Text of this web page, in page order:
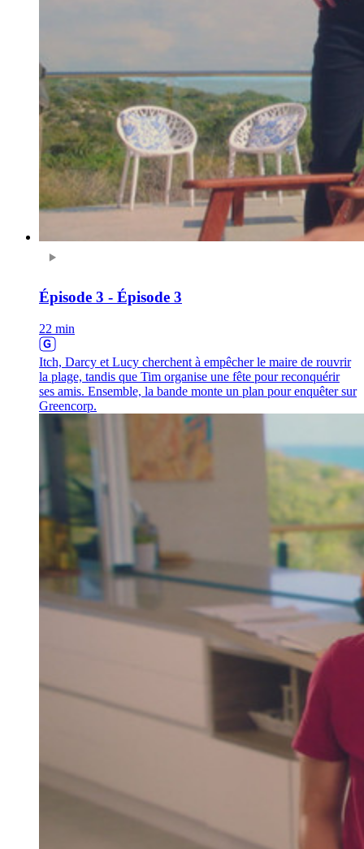
Épisode 3 - Épisode 3
22 min
Itch, Darcy et Lucy cherchent à empêcher le maire de rouvrir
la plage, tandis que Tim organise une fête pour reconquérir
ses amis. Ensemble, la bande monte un plan pour enquêter sur
Greencorp.